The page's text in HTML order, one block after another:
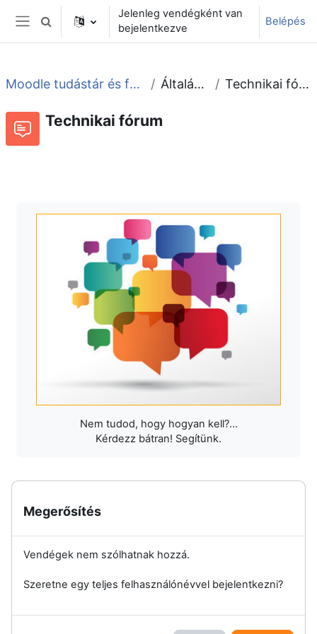
Tovább a fő tartalomhoz
Oldalpanel
Keresési bemeneti adatok váltása
Jelenleg vendégként van
bejelentkezve
Belépés
Moodle tudástár és fórum Általános Technikai fórum
Technikai fórum
Nem tudod, hogy hogyan kell?...
Kérdezz bátran! Segítünk.
Megerősítés
Vendégek nem szólhatnak hozzá.
Szeretne egy teljes felhasználónévvel bejelentkezni?